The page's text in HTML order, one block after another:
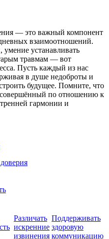
— это важный компонент
взаимоотношений.
умение устанавливать
травмам — вот
Пусть каждый из нас
в душе недоброты и
будущее. Помните, что
по отношению к
гармонии и
Различать
искренние
извинения
Поддерживать
здоровую
коммуникацию